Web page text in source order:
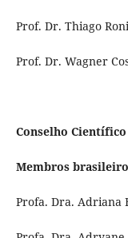
Prof. Dr. Thiago
Prof. Dr. Wagner
Conselho Científico
Membros
Profa. Dra. Adriana